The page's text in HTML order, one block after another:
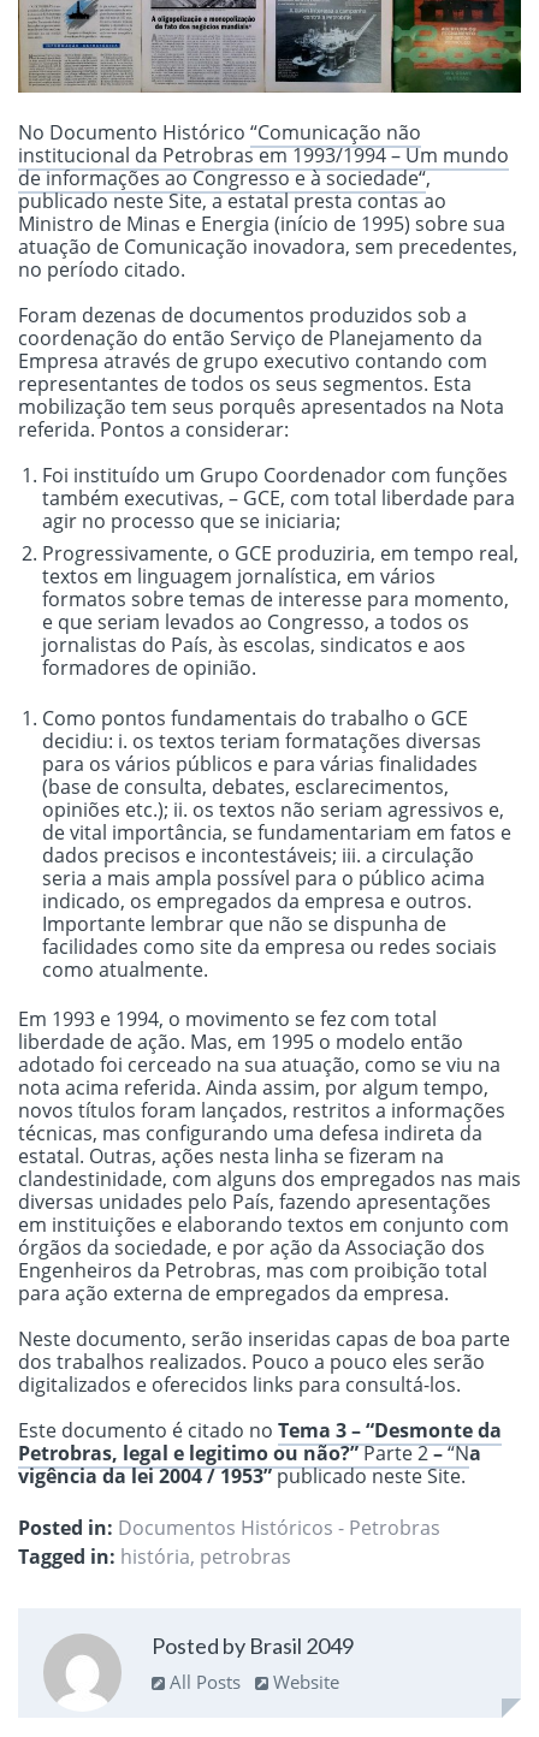
No Documento Histórico “Comunicação não
institucional da Petrobras em 1993/1994 – Um mundo
de informações ao Congresso e à sociedade“,
publicado neste Site, a estatal presta contas ao
Ministro de Minas e Energia (início de 1995) sobre sua
atuação de Comunicação inovadora, sem precedentes,
no período citado.
Foram dezenas de documentos produzidos sob a
coordenação do então Serviço de Planejamento da
Empresa através de grupo executivo contando com
representantes de todos os seus segmentos. Esta
mobilização tem seus porquês apresentados na Nota
referida. Pontos a considerar:
Foi instituído um Grupo Coordenador com funções
também executivas, – GCE, com total liberdade para
agir no processo que se iniciaria;
Progressivamente, o GCE produziria, em tempo real,
textos em linguagem jornalística, em vários
formatos sobre temas de interesse para momento,
e que seriam levados ao Congresso, a todos os
jornalistas do País, às escolas, sindicatos e aos
formadores de opinião.
Como pontos fundamentais do trabalho o GCE
decidiu: i. os textos teriam formatações diversas
para os vários públicos e para várias finalidades
(base de consulta, debates, esclarecimentos,
opiniões etc.); ii. os textos não seriam agressivos e,
de vital importância, se fundamentariam em fatos e
dados precisos e incontestáveis; iii. a circulação
seria a mais ampla possível para o público acima
indicado, os empregados da empresa e outros.
Importante lembrar que não se dispunha de
facilidades como site da empresa ou redes sociais
como atualmente.
Em 1993 e 1994, o movimento se fez com total
liberdade de ação. Mas, em 1995 o modelo então
adotado foi cerceado na sua atuação, como se viu na
nota acima referida. Ainda assim, por algum tempo,
novos títulos foram lançados, restritos a informações
técnicas, mas configurando uma defesa indireta da
estatal. Outras, ações nesta linha se fizeram na
clandestinidade, com alguns dos empregados nas mais
diversas unidades pelo País, fazendo apresentações
em instituições e elaborando textos em conjunto com
órgãos da sociedade, e por ação da Associação dos
Engenheiros da Petrobras, mas com proibição total
para ação externa de empregados da empresa.
Neste documento, serão inseridas capas de boa parte
dos trabalhos realizados. Pouco a pouco eles serão
digitalizados e oferecidos links para consultá-los.
Este documento é citado no Tema 3 – “Desmonte da
Petrobras, legal e legitimo ou não?”Parte 2–“Na
vigência da lei 2004 / 1953”publicado neste Site.
Posted in: Documentos Históricos - Petrobras
Tagged in: história, petrobras
Posted by Brasil 2049
All Posts Website